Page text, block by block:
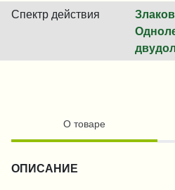
Спектр действия
О товаре
ОПИСАНИЕ